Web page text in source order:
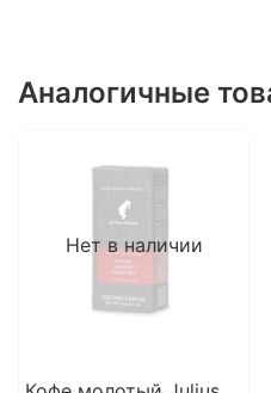
Аналогичные
Нет в наличии